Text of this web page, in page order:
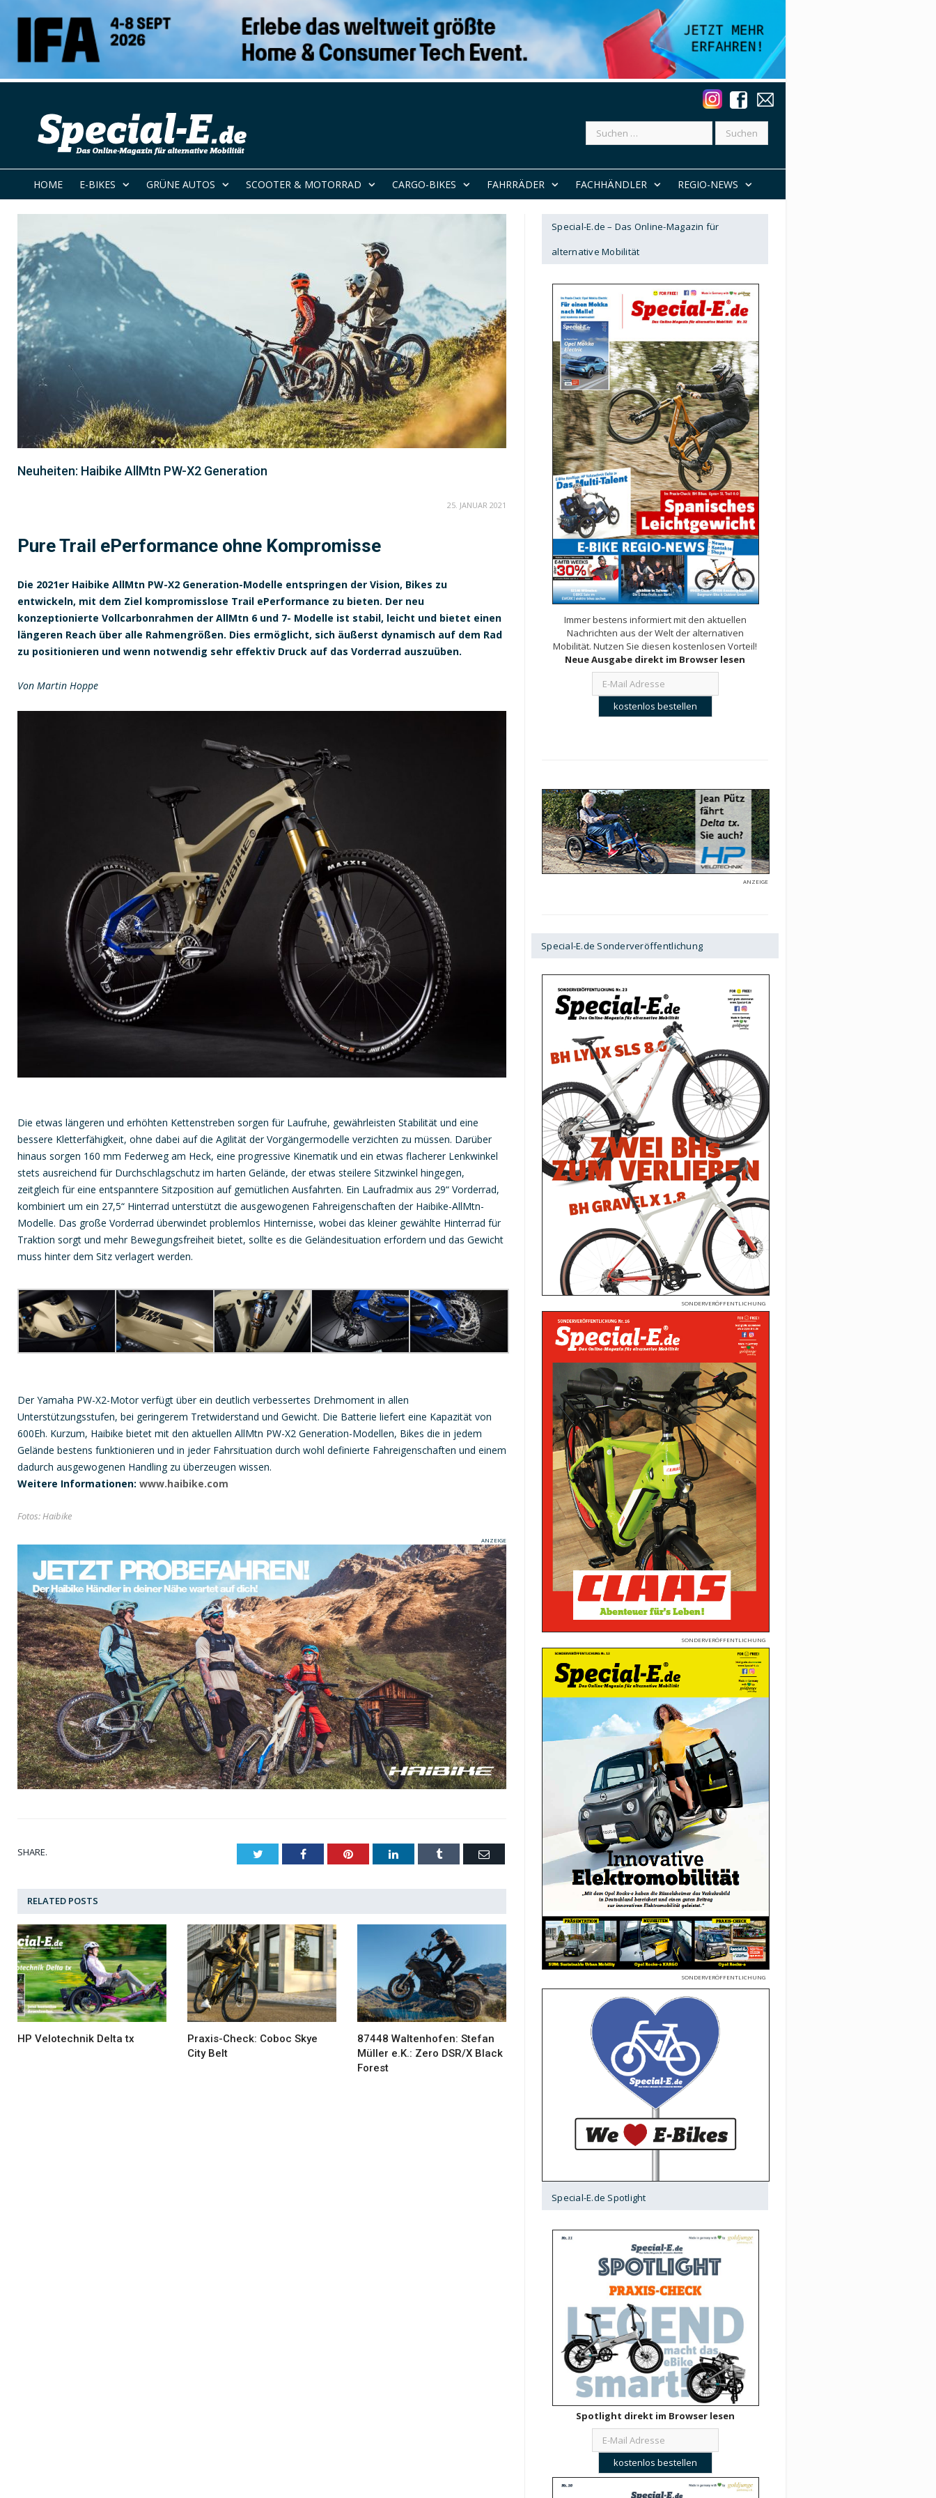
Suchen
HOME E-BIKES GRÜNE AUTOS SCOOTER & MOTORRAD CARGO-BIKES FAHRRÄDER FACHHÄNDLER REGIO-NEWS
Neuheiten: Haibike AllMtn PW-X2 Generation
25. JANUAR 2021
Pure Trail ePerformance ohne Kompromisse
Die 2021er Haibike AllMtn PW-X2 Generation-Modelle entspringen der Vision, Bikes zu
entwickeln, mit dem Ziel kompromisslose Trail ePerformance zu bieten. Der neu
konzeptionierte Vollcarbonrahmen der AllMtn 6 und 7- Modelle ist stabil, leicht und bietet einen
längeren Reach über alle Rahmengrößen. Dies ermöglicht, sich äußerst dynamisch auf dem Rad
zu positionieren und wenn notwendig sehr effektiv Druck auf das Vorderrad auszuüben.
Von Martin Hoppe
Die etwas längeren und erhöhten Kettenstreben sorgen für Laufruhe, gewährleisten Stabilität und eine
bessere Kletterfähigkeit, ohne dabei auf die Agilität der Vorgängermodelle verzichten zu müssen. Darüber
hinaus sorgen 160 mm Federweg am Heck, eine progressive Kinematik und ein etwas flacherer Lenkwinkel
stets ausreichend für Durchschlagschutz im harten Gelände, der etwas steilere Sitzwinkel hingegen,
zeitgleich für eine entspanntere Sitzposition auf gemütlichen Ausfahrten. Ein Laufradmix aus 29“ Vorderrad,
kombiniert um ein 27,5“ Hinterrad unterstützt die ausgewogenen Fahreigenschaften der Haibike-AllMtn-
Modelle. Das große Vorderrad überwindet problemlos Hinternisse, wobei das kleiner gewählte Hinterrad für
Traktion sorgt und mehr Bewegungsfreiheit bietet, sollte es die Geländesituation erfordern und das Gewicht
muss hinter dem Sitz verlagert werden.
Der Yamaha PW-X2-Motor verfügt über ein deutlich verbessertes Drehmoment in allen
Unterstützungsstufen, bei geringerem Tretwiderstand und Gewicht. Die Batterie liefert eine Kapazität von
600Eh. Kurzum, Haibike bietet mit den aktuellen AllMtn PW-X2 Generation-Modellen, Bikes die in jedem
Gelände bestens funktionieren und in jeder Fahrsituation durch wohl definierte Fahreigenschaften und einem
dadurch ausgewogenen Handling zu überzeugen wissen.
Weitere Informationen: www.haibike.com
Fotos: Haibike
ANZEIGE
SHARE. Twitter Facebook Pinterest LinkedIn Tumblr Email
RELATED POSTS
HP Velotechnik Delta tx
Praxis-Check: Coboc Skye
City Belt
87448 Waltenhofen: Stefan
Müller e.K.: Zero DSR/X Black
Forest
Special-E.de – Das Online-Magazin für
alternative Mobilität
Immer bestens informiert mit den aktuellen
Nachrichten aus der Welt der alternativen
Mobilität. Nutzen Sie diesen kostenlosen Vorteil!
Neue Ausgabe direkt im Browser lesen
ANZEIGE
Special-E.de Sonderveröffentlichung
SONDERVERÖFFENTLICHUNG
SONDERVERÖFFENTLICHUNG
SONDERVERÖFFENTLICHUNG
Special-E.de Spotlight
Spotlight direkt im Browser lesen